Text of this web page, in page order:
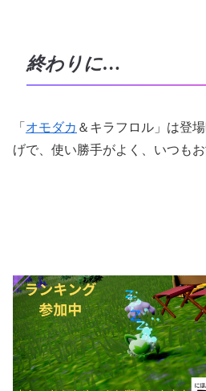
終わりに…
「 オモダカ ＆キラフロル」は登
げで、使い勝手がよく、いつも